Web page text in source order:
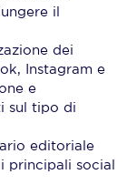
il
dei
Instagram e
e
sul tipo di
editoriale
principali social